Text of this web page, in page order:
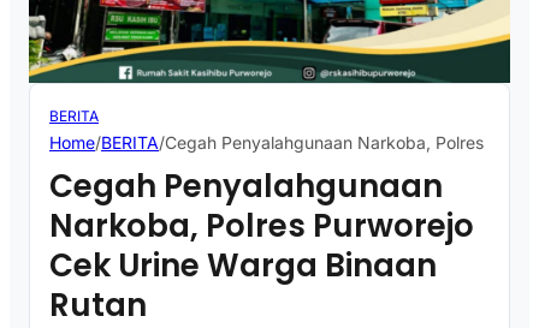
BERITA
Home/BERITA/Cegah Penyalahgunaan Narkoba, Polres
Cegah Penyalahgunaan
Narkoba, Polres Purworejo
Cek Urine Warga Binaan
Rutan